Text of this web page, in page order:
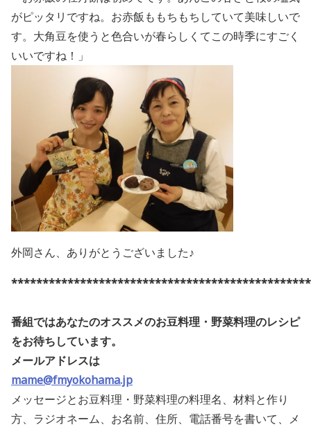
がピッタリですね。お赤飯ももちもちしていて美味しいで
す。大角豆を使うと色合いが春らしくてこの時季にすごく
いいですね！」
外岡さん、ありがとうございました♪
番組ではあなたのオススメのお豆料理・野菜料理のレシピ
をお待ちしています。
メールアドレスは
mame@fmyokohama.jp
メッセージとお豆料理・野菜料理の料理名、材料と作り
方、ラジオネーム、お名前、住所、電話番号を書いて、メ